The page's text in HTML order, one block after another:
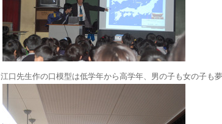
江口先生作の口模型は低学年から高学年、男の子も女の子も夢